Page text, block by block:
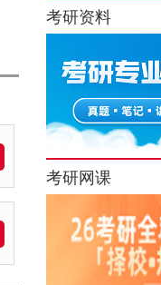
考研资料
考研网课